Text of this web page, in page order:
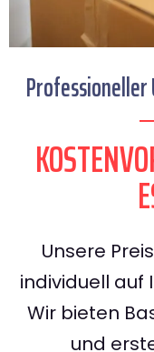
Unsere
individuell auf
Wir bieten
und